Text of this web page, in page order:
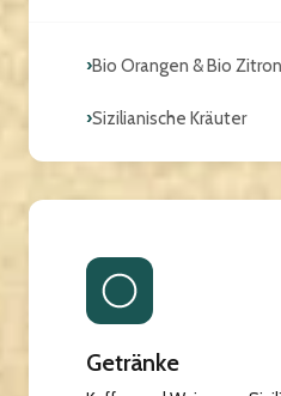
›Bio Orangen & Bio
›Sizilianische Kräuter
Getränke